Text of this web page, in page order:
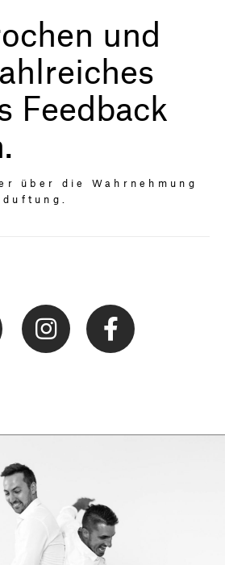
und
Feedback
über die Wahrnehmung